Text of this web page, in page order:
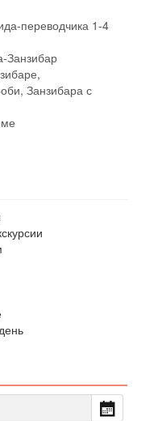
переводчика 1-4
Занзибар
Занзибара с